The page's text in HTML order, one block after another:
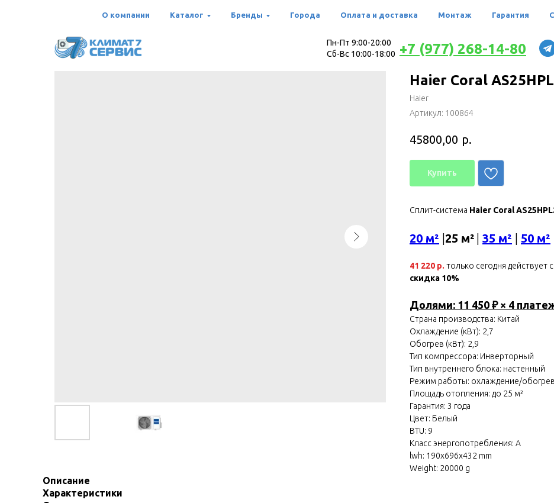
О компании Каталог Бренды Города Оплата и доставка Монтаж Гарантия
+7 (977) 268-14-80
Пн-Пт 9:00-20:00
Сб-Вс 10:00-18:00
Haier Coral
Haier
Артикул: 100864
45800,00 р.
Купить
Сплит-система Haier Coral
20 м² 25 м² 35 м² 50 м²
41 220 р. только сегодня действует
скидка 10%
Долями: 11 450 ₽ × 4
Страна производства: Китай
Охлаждение (кВт): 2,7
Обогрев (кВт): 2,9
Тип компрессора: Инверторный
Тип внутреннего блока: настенный
Режим работы: охлаждение/обогрев
Площадь отопления: до 25 м²
Гарантия: 3 года
Цвет: Белый
BTU: 9
Класс энергопотребления: A
lwh: 190x696x432 mm
Weight: 20000 g
Описание
Характеристики